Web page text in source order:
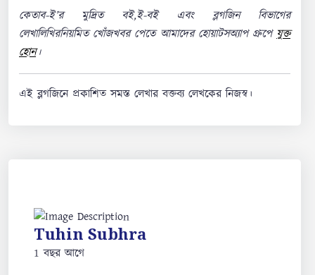
কেতাব-ই’র মুদ্রিত বই,ই-বই এবং ব্লগজিন বিভাগের
লেখালিখিরনিয়মিত খোঁজখবর পেতে আমাদের হোয়াটসঅ্যাপ গ্রুপেযুক্ত
হোন।
এই ব্লগজিনে প্রকাশিত সমস্ত লেখার বক্তব্য লেখকের নিজস্ব।
Tuhin Subhra
1 বছর আগে